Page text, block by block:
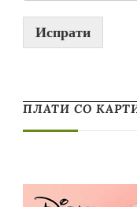
Испрати
ПЛАТИ СО